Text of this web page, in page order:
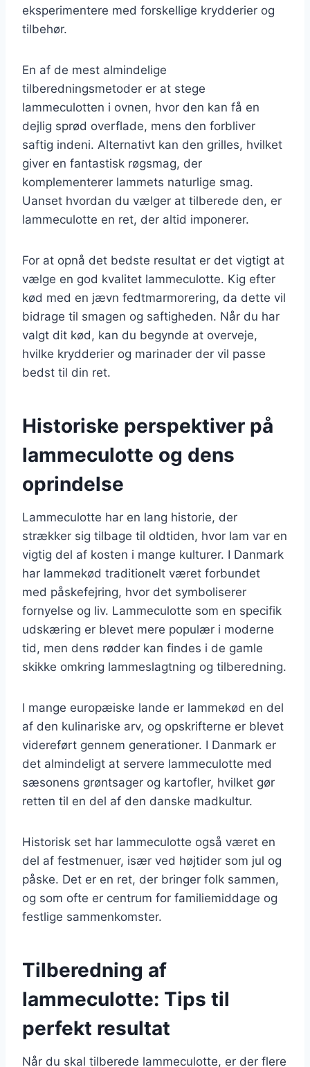
eksperimentere med forskellige krydderier og
tilbehør.
En af de mest almindelige
tilberedningsmetoder er at stege
lammeculotten i ovnen, hvor den kan få en
dejlig sprød overflade, mens den forbliver
saftig indeni. Alternativt kan den grilles, hvilket
giver en fantastisk røgsmag, der
komplementerer lammets naturlige smag.
Uanset hvordan du vælger at tilberede den, er
lammeculotte en ret, der altid imponerer.
For at opnå det bedste resultat er det vigtigt at
vælge en god kvalitet lammeculotte. Kig efter
kød med en jævn fedtmarmorering, da dette vil
bidrage til smagen og saftigheden. Når du har
valgt dit kød, kan du begynde at overveje,
hvilke krydderier og marinader der vil passe
bedst til din ret.
Historiske perspektiver på
lammeculotte og dens
oprindelse
Lammeculotte har en lang historie, der
strækker sig tilbage til oldtiden, hvor lam var en
vigtig del af kosten i mange kulturer. I Danmark
har lammekød traditionelt været forbundet
med påskefejring, hvor det symboliserer
fornyelse og liv. Lammeculotte som en specifik
udskæring er blevet mere populær i moderne
tid, men dens rødder kan findes i de gamle
skikke omkring lammeslagtning og tilberedning.
I mange europæiske lande er lammekød en del
af den kulinariske arv, og opskrifterne er blevet
videreført gennem generationer. I Danmark er
det almindeligt at servere lammeculotte med
sæsonens grøntsager og kartofler, hvilket gør
retten til en del af den danske madkultur.
Historisk set har lammeculotte også været en
del af festmenuer, især ved højtider som jul og
påske. Det er en ret, der bringer folk sammen,
og som ofte er centrum for familiemiddage og
festlige sammenkomster.
Tilberedning af
lammeculotte: Tips til
perfekt resultat
Når du skal tilberede lammeculotte, er der flere